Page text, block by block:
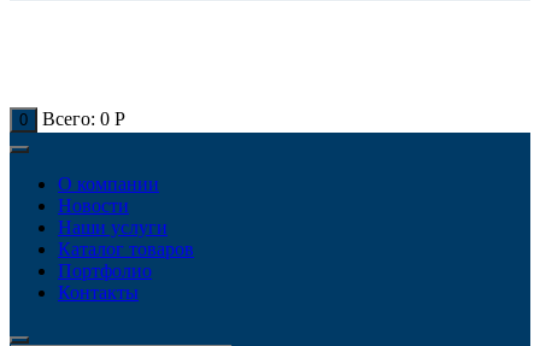
0 Всего: 0 Р
О компании
Новости
Наши услуги
Каталог товаров
Портфолио
Контакты